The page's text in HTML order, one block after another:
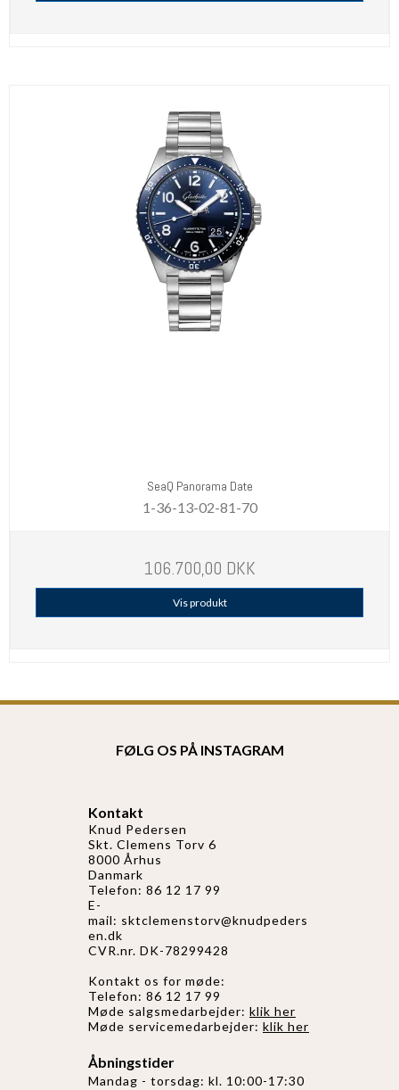
SeaQ Panorama Date
1-36-13-02-81-70
106.700,00 DKK
Vis produkt
FØLG OS PÅ INSTAGRAM
Kontakt
Knud Pedersen
Skt. Clemens Torv 6
8000 Århus
Danmark
Telefon: 86 12 17 99
E-
mail: sktclemenstorv@knudpeders
en.dk
CVR.nr. DK-78299428
Kontakt os for møde:
Telefon: 86 12 17 99
Møde salgsmedarbejder: klik her
Møde servicemedarbejder: klik her
Åbningstider
Mandag - torsdag: kl. 10:00-17:30